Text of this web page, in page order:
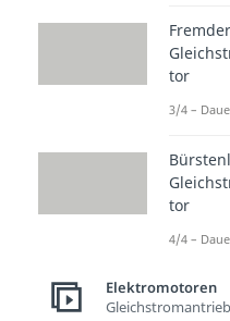
selbst zu
dann
ziehen
Für den
brauchst
(Stator),
Anker
tor
3/4 –
tor
4/4 –
Elektromotoren